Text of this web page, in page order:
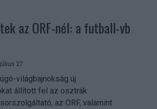
az ORF-nél: a futball-vb
27.
világbajnokság új
állított fel az osztrák
az ORF, valamint